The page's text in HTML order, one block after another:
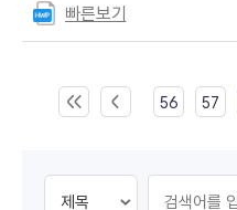
빠른보기
56 57